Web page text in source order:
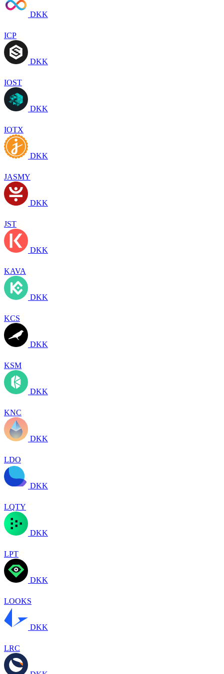
DKK
ICP
DKK
IOST
DKK
IOTX
DKK
JASMY
DKK
JST
DKK
KAVA
DKK
KCS
DKK
KSM
DKK
KNC
DKK
LDO
DKK
LQTY
DKK
LPT
DKK
LOOKS
DKK
LRC